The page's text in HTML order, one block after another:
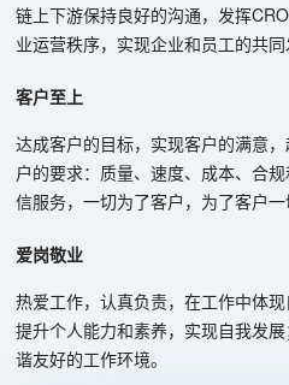
链上下游保持良好的沟通，发挥
业运营秩序，实现企业和员工的共同
客户至上
达成客户的目标，实现客户的满意
户的要求：质量、速度、成本、合
信服务，一切为了客户，为了客户一
爱岗敬业
热爱工作，认真负责，在工作中体
提升个人能力和素养，实现自我发
谐友好的工作环境。